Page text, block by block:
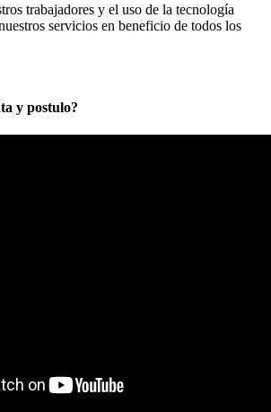
trabajadores y el uso de la tecnología
servicios en beneficio de todos los
y postulo?